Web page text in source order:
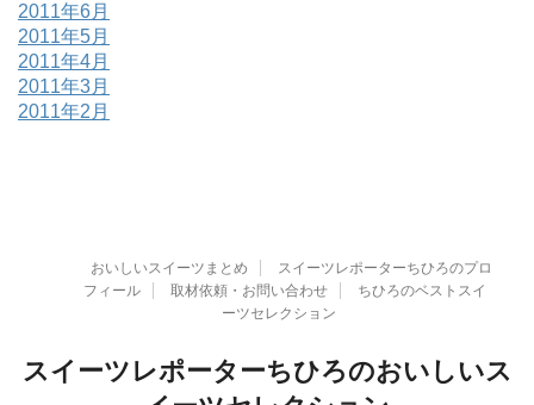
2011年6月
2011年5月
2011年4月
2011年3月
2011年2月
おいしいスイーツまとめ
スイーツレポーターちひろのプロ
フィール
取材依頼・お問い合わせ
ちひろのベストスイ
ーツセレクション
スイーツレポーターちひろのおいしいス